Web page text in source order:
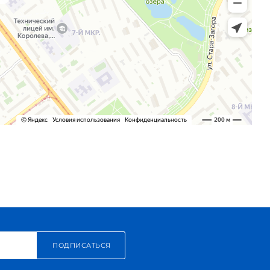
ПОДПИСАТЬСЯ